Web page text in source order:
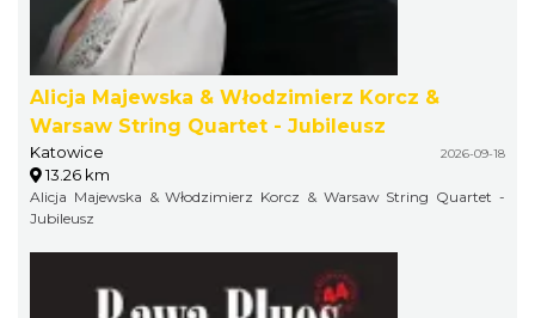
Alicja Majewska & Włodzimierz Korcz &
Warsaw String Quartet - Jubileusz
Katowice 2026-09-18
13.26 km
Alicja Majewska & Włodzimierz Korcz & Warsaw String Quartet -
Jubileusz